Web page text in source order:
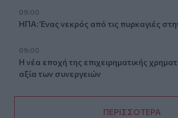
09:00
ΗΠΑ: Ένας νεκρός από τις πυρκαγιές
09:00
Η νέα εποχή της επιχειρηματικής
αξία των συνεργειών
ΠΕΡΙΣΣΟΤΕΡΑ